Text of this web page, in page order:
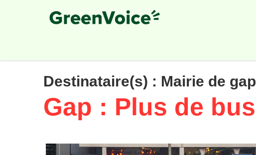
Destinataire(s) : Mairie de gap
Gap : Plus de